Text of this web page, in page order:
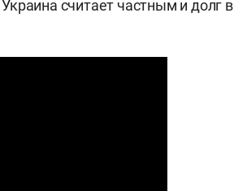
считает частным и долг в